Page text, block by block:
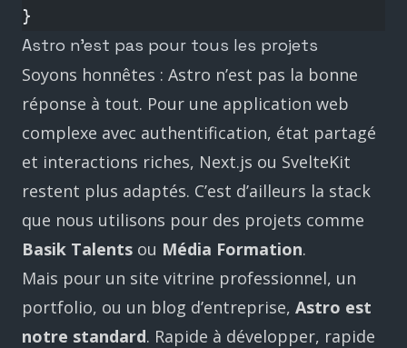
}
Astro n’est pas pour tous les projets
Soyons honnêtes : Astro n’est pas la bonne
réponse à tout. Pour une application web
complexe avec authentification, état partagé
et interactions riches, Next.js ou SvelteKit
restent plus adaptés. C’est d’ailleurs la stack
que nous utilisons pour des projets comme
Basik Talents ou Média Formation.
Mais pour un site vitrine professionnel, un
portfolio, ou un blog d’entreprise, Astro est
notre standard. Rapide à développer, rapide